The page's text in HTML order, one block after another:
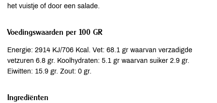
het vuistje of door een salade.
Voedingswaarden per 100 GR
Energie: 2914 KJ/706 Kcal. Vet: 68.1 gr waarvan verzadigde
vetzuren 6.8 gr. Koolhydraten: 5.1 gr waarvan suiker 2.9 gr.
Eiwitten: 15.9 gr. Zout: 0 gr.
Ingrediënten